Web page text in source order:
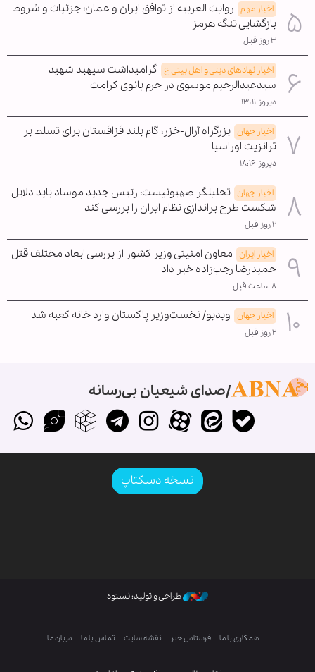
اخبار مهم روایت العربیه از توافق ایران و عمان؛ جزئیات و شروط
بازگشایی تنگه هرمز
۳ روز قبل
اخبار نهادهای دینی و اهل بیتی ع گرامیداشت سپهبد شهید
سیدعبدالرحیم موسوی در حرم بانوی کرامت
دیروز ۱۳:۱۱
اخبار جهان بزرگراه آرال-خزر؛ گام بلند قزاقستان برای تسلط بر
ترانزیت اوراسیا
دیروز ۱۸:۱۶
اخبار جهان تحلیلگر صهیونیست: رئیس جدید موساد باید دلایل
شکست طرح براندازی نظام ایران را بررسی کند
۲ روز قبل
اخبار ایران معاون امنیتی وزیر کشور از بررسی ابعاد مختلف قتل
حمیدرضا رجب‌زاده خبر داد
۸ ساعت قبل
اخبار جهان ویدیو/ نخست‌وزیر پاکستان وارد خانه کعبه شد
۲ روز قبل
صدای شیعیان بی‌رسانه
نسخه دسکتاپ
طراحی و تولید: نستوه
همکاری با ما فرستادن خبر نقشه سایت تماس با ما درباره ما